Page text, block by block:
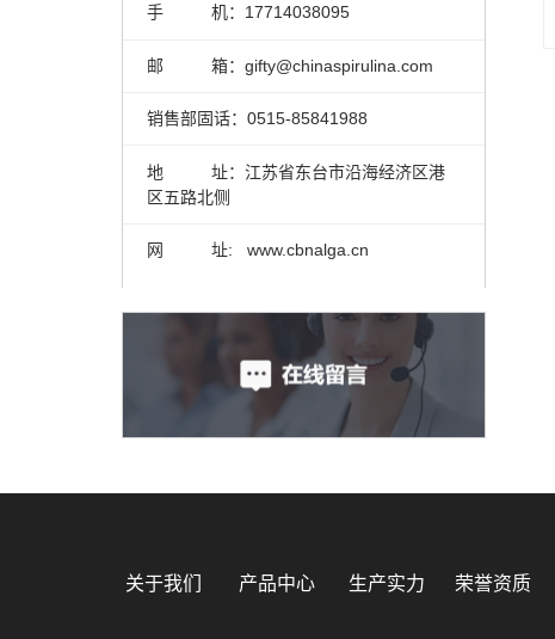
手 机：17714038095
邮 箱：gifty@chinaspirulina.com
销售部固话：0515-85841988
地 址：江苏省东台市沿海经济区港
区五路北侧
网 址: www.cbnalga.cn
关于我们 产品中心 生产实力 荣誉资质